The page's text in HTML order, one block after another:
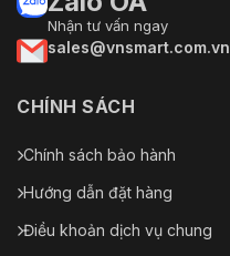
Nhận tư vấn ngay
sales@vnsmart.com.vn
CHÍNH SÁCH
Chính sách bảo hành
Hướng dẫn đặt hàng
Điều khoản dịch vụ chung